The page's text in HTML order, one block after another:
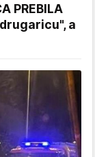
PREBILA
a